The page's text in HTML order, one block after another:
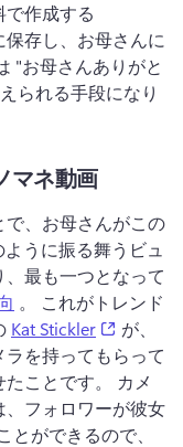
作成する
存し、お母さんに
"お母さんありがと
られる手段になり
マネ動画
、お母さんがこの
うに振る舞うビュ
最も一つとなって
。 これがトレンド
Kat Stickler (opens
が、
を持ってもらって
ことです。 カメ
フォロワーが彼女
ができるので、